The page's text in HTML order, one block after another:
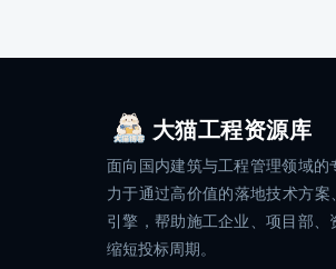
大猫工程资源库
面向国内建筑与工程管理领域
力于通过高价值的落地技术方
引擎，帮助施工企业、项目部
缩短投标周期。